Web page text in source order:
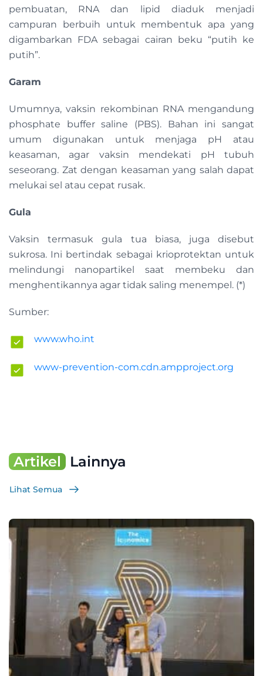
pembuatan, RNA dan lipid diaduk menjadi
campuran berbuih untuk membentuk apa yang
digambarkan FDA sebagai cairan beku “putih ke
putih”.
Garam
Umumnya, vaksin rekombinan RNA mengandung
phosphate buffer saline (PBS). Bahan ini sangat
umum digunakan untuk menjaga pH atau
keasaman, agar vaksin mendekati pH tubuh
seseorang. Zat dengan keasaman yang salah dapat
melukai sel atau cepat rusak.
Gula
Vaksin termasuk gula tua biasa, juga disebut
sukrosa. Ini bertindak sebagai krioprotektan untuk
melindungi nanopartikel saat membeku dan
menghentikannya agar tidak saling menempel. (*)
Sumber:
www.who.int
www-prevention-com.cdn.ampproject.org
Artikel Lainnya
Lihat Semua